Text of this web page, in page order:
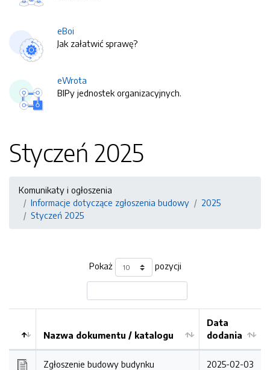
eBoi
Jak załatwić sprawę?
eWrota
BIPy jednostek organizacyjnych.
Styczeń 2025
Komunikaty i ogłoszenia
Informacje dotyczące zgłoszenia budowy
2025
Styczeń 2025
Pokaż pozycji
Kolejność
Nazwa dokumentu / katalogu
Data
dodania
Zgłoszenie budowy budynku
2025-02-03